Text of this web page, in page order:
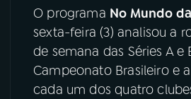
04PROGRAMAS
PODCASTS
O programa No Mundo
sexta-feira (3) analisou a
de semana das Séries A e
Campeonato Brasileiro e
cada um dos quatro